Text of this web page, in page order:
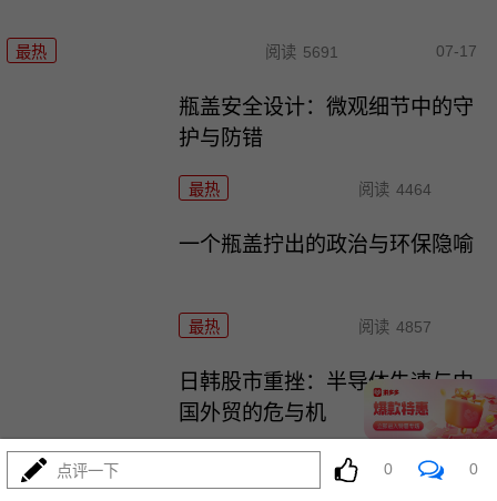
最热 阅读 5691 07-17
瓶盖安全设计：微观细节中的守
护与防错
最热 阅读 4464
一个瓶盖拧出的政治与环保隐喻
最热 阅读 4857
日韩股市重挫：半导体失速与中
国外贸的危与机
阅读 6719
点评一下 0 0